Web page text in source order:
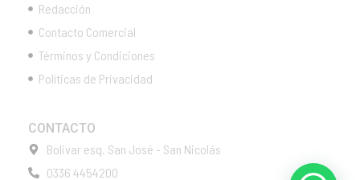
Redacción
Contacto Comercial
Términos y Condiciones
Políticas de Privacidad
CONTACTO
Bolivar esq. San José - San Nicolás
0336 4454200